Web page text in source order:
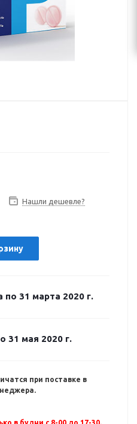
Нашли дешевле?
по 31 марта 2020 г.
31 мая 2020 г.
при поставке в